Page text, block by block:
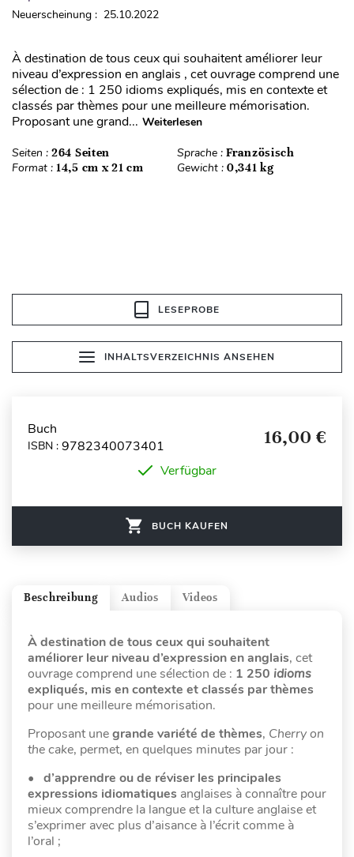
Neuerscheinung : 25.10.2022
À destination de tous ceux qui souhaitent améliorer leur
niveau d’expression en anglais , cet ouvrage comprend une
sélection de : 1 250 idioms expliqués, mis en contexte et
classés par thèmes pour une meilleure mémorisation.
Proposant une grand... Weiterlesen
Seiten : 264 Seiten Sprache : Französisch
Format : 14,5 cm x 21 cm Gewicht : 0,341 kg
LESEPROBE
INHALTSVERZEICHNIS ANSEHEN
Buch
ISBN : 9782340073401 16,00 €
Verfügbar
BUCH KAUFEN
Videos
Audios
Beschreibung
À destination de tous ceux qui souhaitent
améliorer leur niveau d’expression en anglais, cet
ouvrage comprend une sélection de : 1 250 idioms
expliqués, mis en contexte et classés par thèmes
pour une meilleure mémorisation.
Proposant unegrande variété de thèmes, Cherry on
the cake, permet, en quelques minutes par jour :
• d’apprendre ou de réviser les principales
expressions idiomatiques anglaises à connaître pour
mieux comprendre la langue et la culture anglaise et
s’exprimer avec plus d’aisance à l’écrit comme à
l’oral ;